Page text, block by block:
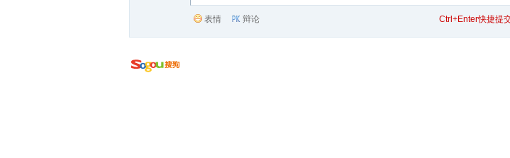
表情 辩论 Ctrl+Enter快捷提